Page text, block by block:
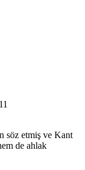
söz etmiş ve Kant
de ahlak